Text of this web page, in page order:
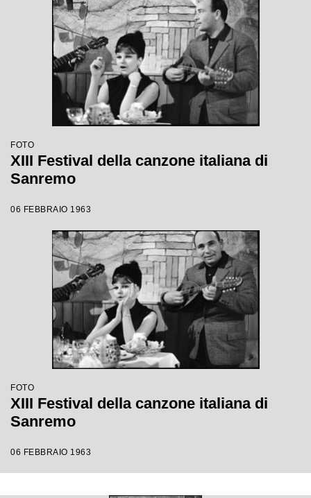
FOTO
XIII Festival della canzone italiana di
Sanremo
06 FEBBRAIO 1963
FOTO
XIII Festival della canzone italiana di
Sanremo
06 FEBBRAIO 1963